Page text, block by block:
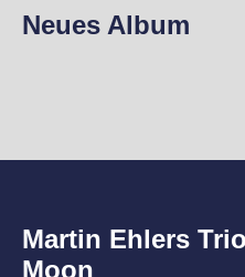
Neues Album
Martin Ehlers
Moon